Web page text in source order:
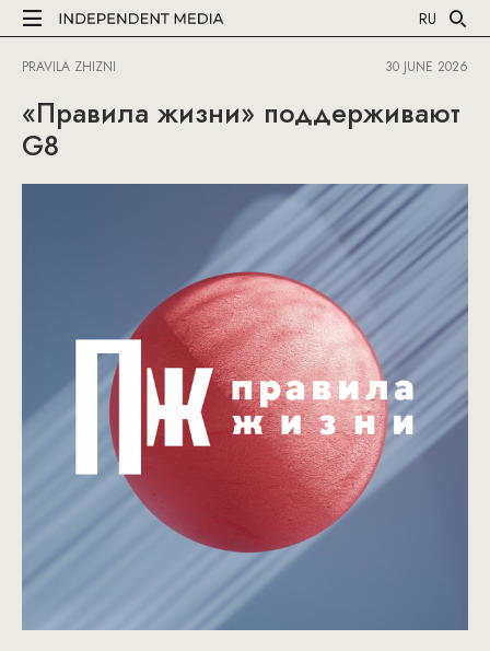
RU
PRAVILA ZHIZNI 30 JUNE 2026
«Правила жизни» поддерживают
G8